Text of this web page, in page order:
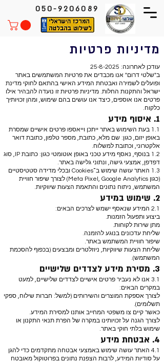
050-9206089
מדיניות פרטיות
עודכן לאחרונה: 25-8-2025
ב"שלטי דרום" אנו מכבדים את פרטיות המשתמשים באתר
ופועלים לשמירה ואבטחת המידע האישי בהתאם לחוקי מדינת
ישראל והתקנות החלות. מדיניות פרטיות זו נועדה להבהיר אילו
פרטים אנו אוספים, כיצד אנו עושים בהם שימוש, ומהן זכויותיך
כלקוח.
1. איסוף מידע
1.1 בעת השימוש באתר ייתכן וייאספו פרטים אישיים שמסרת
באופן יזום, כגון: שם מלא, כתובת, מספר טלפון, כתובת דואר
אלקטרוני, וכתובת למשלוח.
1.2 בנוסף, נאסף מידע טכני באופן אוטומטי כגון: כתובת IP, סוג
דפדפן, אמצעי גישה, ונתוני גלישה באתר.
1.3 האתר עושה שימוש ב־Cookies ובכלי מדידה סטטיסטיים
(כגון Meta Pixel, Google Analytics) לצורך שיפור חוויית
המשתמש, ניתוח נתונים והתאמת הצעות שיווקיות.
2. שימוש במידע
2.1 המידע שנאסף ישמש לצרכים הבאים:
ביצוע ותפעול הזמנות.
מתן שירות לקוחות.
שליחת עדכונים בנוגע להזמנה.
שיפור חוויית המשתמש באתר.
שליחת הצעות שיווקיות, ניוזלטרים ומבצעים (בכפוף להסכמת
המשתמש).
3. מסירת מידע לצדדים שלישיים
3.1 אנו לא נעביר פרטים אישיים לצדדים שלישיים, למעט
במקרים הבאים:
לצורך אספקת המוצרים והשירותים (למשל: חברות שילוח, ספקי
תשלומים).
כאשר קיים צו משפטי המחייב אותנו למסירת המידע.
לצורך הגנה על זכויותינו במקרה של הפרת תנאי התקנון או
שימוש בלתי חוקי באתר.
4. אבטחת מידע
4.1 האתר עושה שימוש באמצעי אבטחה מתקדמים כדי להגן
על סודיות המידע, לרבות הצפנת נתונים בפרוטוקול מאובטח